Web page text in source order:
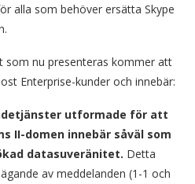
alla som behöver ersätta Skype
som nu presenteras kommer att
Enterprise-kunder och innebär:
utformade för att
II-domen innebär såväl som
datasuveränitet. Detta
av meddelanden (1-1 och